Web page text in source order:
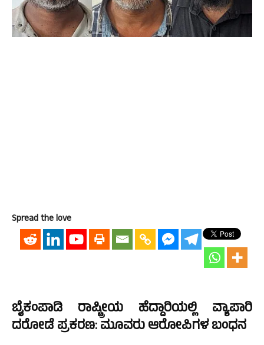
Spread the love
ಬೈಕಂಪಾಡಿ ರಾಷ್ಟ್ರೀಯ ಹೆದ್ದಾರಿಯಲ್ಲಿ ವ್ಯಾಪಾರಿ
ದರೋಡೆ ಪ್ರಕರಣ: ಮೂವರು ಆರೋಪಿಗಳ ಬಂಧನ